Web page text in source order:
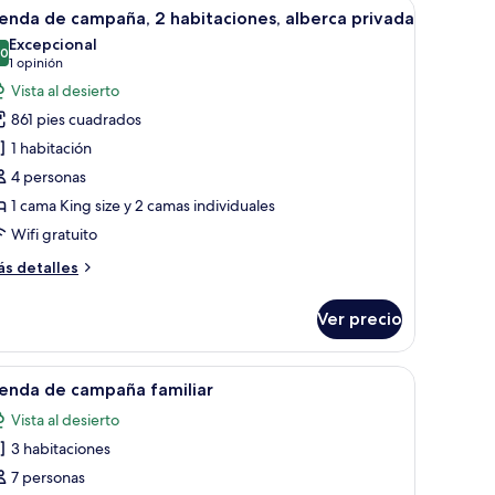
5 de campaña, 2 habitaciones, alberca privada
de 10
Excepcional
1 opinión
(1
opinión)
Vista al desierto
861 pies cuadrados
1 habitación
4 personas
1 cama King size y 2 camas individuales
Wifi gratuito
detalles
Ver precio
una piscina y un paisaje desértico al fondo.Una piscina con sillones de descanso y
7 de campaña familiar
Vista al desierto
3 habitaciones
7 personas